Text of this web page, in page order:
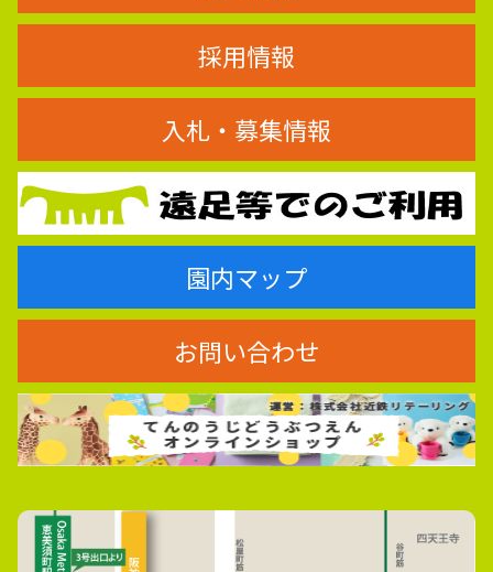
採用情報
入札・募集情報
園内マップ
お問い合わせ